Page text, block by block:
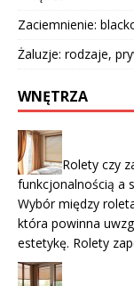
Zaciemnienie:
Żaluzje: rodzaje,
WNĘTRZA
Rolety czy
funkcjonalnością a
Wybór między
która powinna
estetykę. Rolety